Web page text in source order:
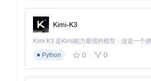
确保驱动选择为"WinUSB"，点击
安装完成后重启电脑
验证方法
运行ST-Link Utility，点击
Kimi-K3
Python
0 0